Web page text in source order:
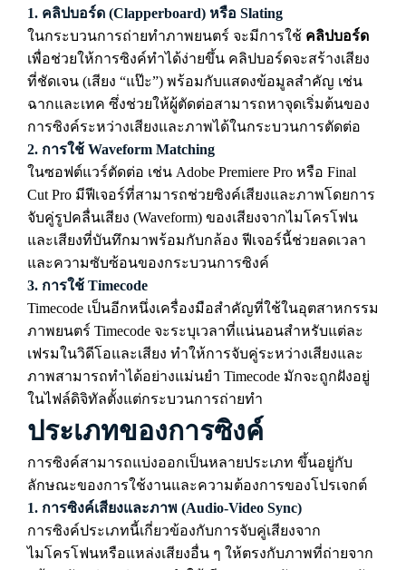
1. คลิปบอร์ด (Clapperboard) หรือ Slating
ในกระบวนการถ่ายทำภาพยนตร์ จะมีการใช้ คลิปบอร์ด
เพื่อช่วยให้การซิงค์ทำได้ง่ายขึ้น คลิปบอร์ดจะสร้างเสียง
ที่ชัดเจน (เสียง “แป๊ะ”) พร้อมกับแสดงข้อมูลสำคัญ เช่น
ฉากและเทค ซึ่งช่วยให้ผู้ตัดต่อสามารถหาจุดเริ่มต้นของ
การซิงค์ระหว่างเสียงและภาพได้ในกระบวนการตัดต่อ
2. การใช้ Waveform Matching
ในซอฟต์แวร์ตัดต่อ เช่น Adobe Premiere Pro หรือ Final
Cut Pro มีฟีเจอร์ที่สามารถช่วยซิงค์เสียงและภาพโดยการ
จับคู่รูปคลื่นเสียง (Waveform) ของเสียงจากไมโครโฟน
และเสียงที่บันทึกมาพร้อมกับกล้อง ฟีเจอร์นี้ช่วยลดเวลา
และความซับซ้อนของกระบวนการซิงค์
3. การใช้ Timecode
Timecode เป็นอีกหนึ่งเครื่องมือสำคัญที่ใช้ในอุตสาหกรรม
ภาพยนตร์ Timecode จะระบุเวลาที่แน่นอนสำหรับแต่ละ
เฟรมในวิดีโอและเสียง ทำให้การจับคู่ระหว่างเสียงและ
ภาพสามารถทำได้อย่างแม่นยำ Timecode มักจะถูกฝังอยู่
ในไฟล์ดิจิทัลตั้งแต่กระบวนการถ่ายทำ
ประเภทของการซิงค์
การซิงค์สามารถแบ่งออกเป็นหลายประเภท ขึ้นอยู่กับ
ลักษณะของการใช้งานและความต้องการของโปรเจกต์
1. การซิงค์เสียงและภาพ (Audio-Video Sync)
การซิงค์ประเภทนี้เกี่ยวข้องกับการจับคู่เสียงจาก
ไมโครโฟนหรือแหล่งเสียงอื่น ๆ ให้ตรงกับภาพที่ถ่ายจาก